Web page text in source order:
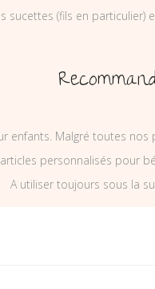
sucettes (fils en
enfants. Malgré toutes
personnalisés pour
A utiliser toujours sous la